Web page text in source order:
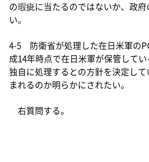
の瑕疵に当たるのではないか、政
い。
4-5 防衛省が処理した在日米軍の
成14年時点で在日米軍が保管してい
独自に処理するとの方針を決定し
まれるのか明らかにされたい。
右質問する。